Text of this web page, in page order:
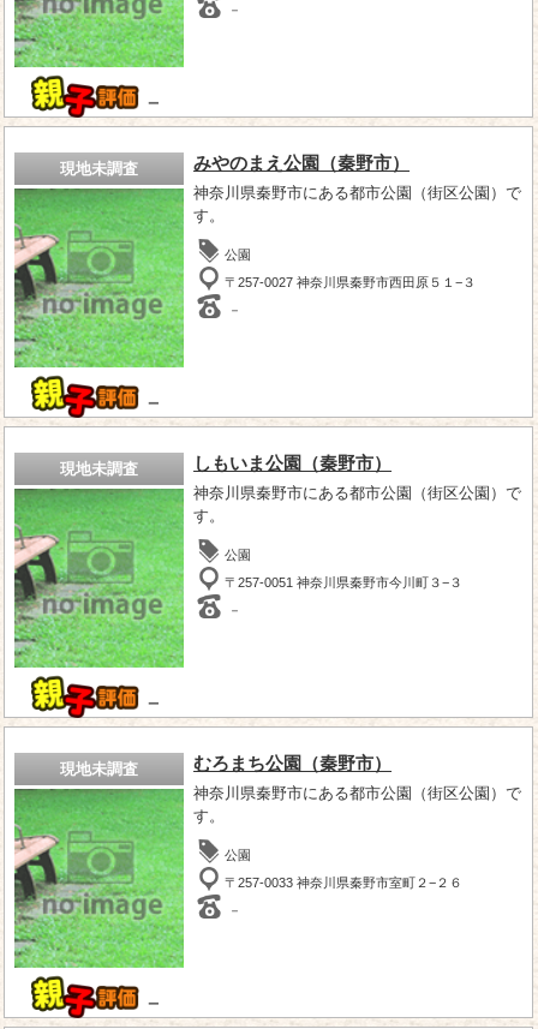
－
－
現地未調査
－
みやのまえ公園（秦野市）
神奈川県秦野市にある都市公園（街区公園）で
す。
公園
〒257-0027 神奈川県秦野市西田原５１−３
－
現地未調査
－
しもいま公園（秦野市）
神奈川県秦野市にある都市公園（街区公園）で
す。
公園
〒257-0051 神奈川県秦野市今川町３−３
－
現地未調査
－
むろまち公園（秦野市）
神奈川県秦野市にある都市公園（街区公園）で
す。
公園
〒257-0033 神奈川県秦野市室町２−２６
－